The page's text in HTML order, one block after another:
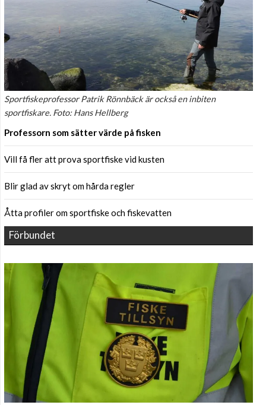
Sportfiskeprofessor Patrik Rönnbäck är också en inbiten
sportfiskare. Foto: Hans Hellberg
Professorn som sätter värde på fisken
Vill få fler att prova sportfiske vid kusten
Blir glad av skryt om hårda regler
Åtta profiler om sportfiske och fiskevatten
Förbundet